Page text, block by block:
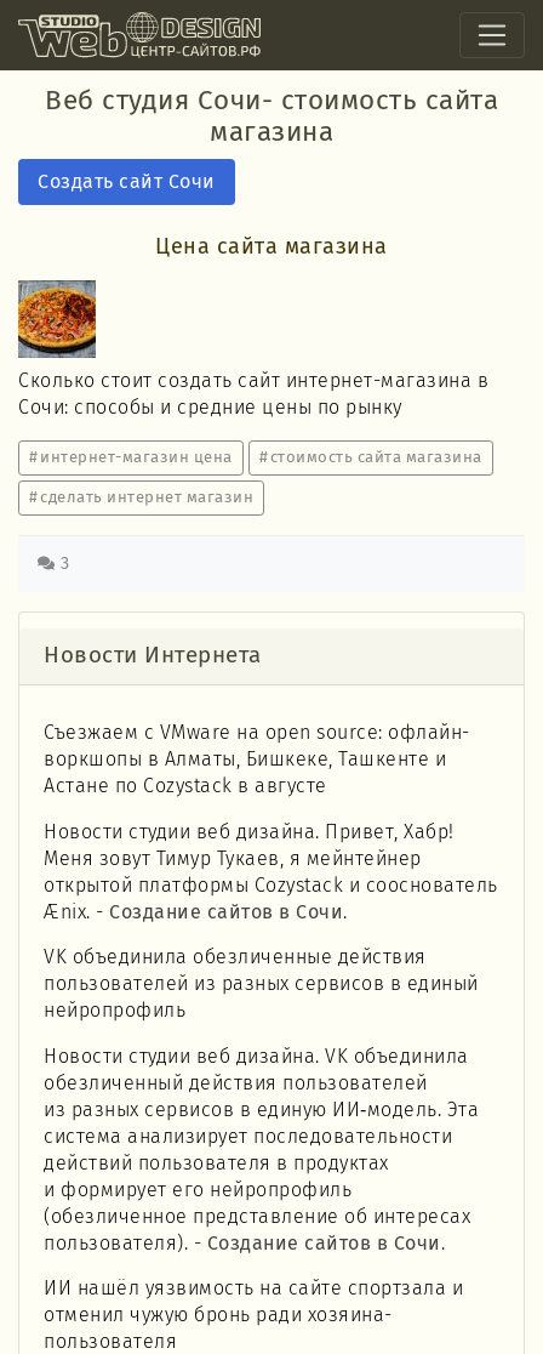
Веб студия Сочи- стоимость сайта
магазина
Создать сайт Сочи
Цена сайта магазина
Сколько стоит создать сайт интернет-магазина в
Сочи: способы и средние цены по рынку
интернет-магазин цена стоимость сайта магазина
сделать интернет магазин
3
Новости Интернета
Съезжаем с VMware на open source: офлайн-
воркшопы в Алматы, Бишкеке, Ташкенте и
Астане по Cozystack в августе
Новости студии веб дизайна. Привет, Хабр!
Меня зовут Тимур Тукаев, я мейнтейнер
открытой платформы Cozystack и сооснователь
Ænix. - Создание сайтов в Сочи.
VK объединила обезличенные действия
пользователей из разных сервисов в единый
нейропрофиль
Новости студии веб дизайна. VK объединила
обезличенный действия пользователей
из разных сервисов в единую ИИ‑модель. Эта
система анализирует последовательности
действий пользователя в продуктах
и формирует его нейропрофиль
(обезличенное представление об интересах
пользователя). - Создание сайтов в Сочи .
ИИ нашёл уязвимость на сайте спортзала и
отменил чужую бронь ради хозяина-
пользователя